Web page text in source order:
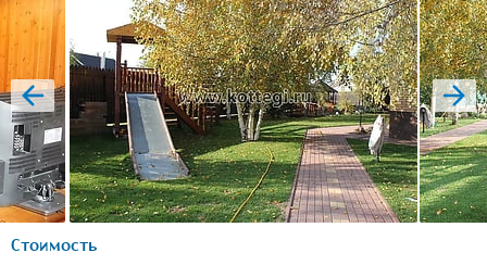
prev next
Стоимость